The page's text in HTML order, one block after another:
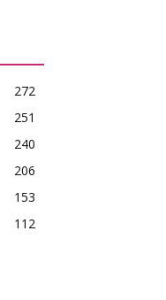
272
251
240
206
153
112